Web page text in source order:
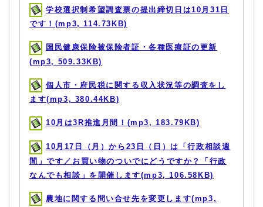
学校選択制希望調査票の提出締切日は10月31日
です！(mp3, 114.73KB)
国民健康保険被保険者証・各種医療証の更新
(mp3, 509.33KB)
個人市・府民税に関する収入状況等の調査をし
ます(mp3, 380.44KB)
10月は3R推進月間！(mp3, 183.79KB)
10月17日（月）から23日（日）は「行政相談週
間」です／お買い物のついでにどうですか？「行政
なんでも相談」を開催します(mp3, 106.58KB)
農地に関する問い合せ先を変更します(mp3,